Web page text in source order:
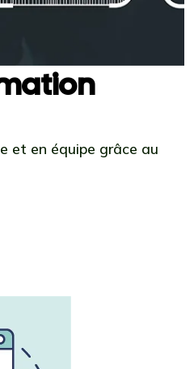
et en équipe grâce au